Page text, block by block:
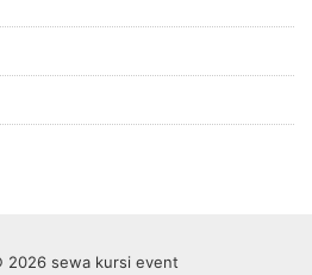
2026 sewa kursi event